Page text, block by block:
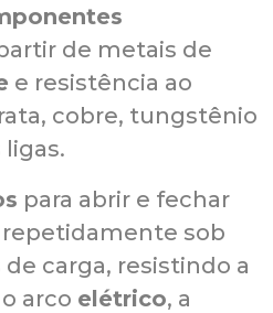
de metais de
e resistência ao
cobre, tungstênio
ligas.
para abrir e fechar
sob
carga, resistindo a
arco elétrico, a